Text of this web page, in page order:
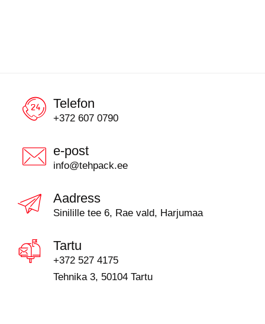
Telefon
+372 607 0790
e-post
info@tehpack.ee
Aadress
Sinilille tee 6, Rae vald, Harjumaa
Tartu
+372 527 4175
Tehnika 3, 50104 Tartu